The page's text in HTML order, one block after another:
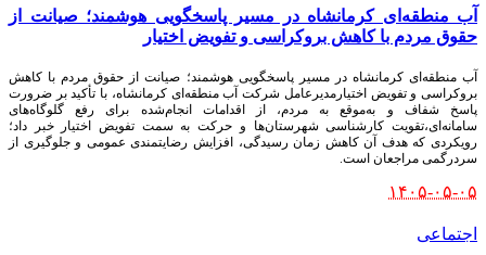
آب منطقه‌ای کرمانشاه در مسیر پاسخگویی هوشمند؛ صیانت از
حقوق مردم با کاهش بروکراسی و تفویض اختیار
آب منطقه‌ای کرمانشاه در مسیر پاسخگویی هوشمند؛ صیانت از حقوق مردم با کاهش
بروکراسی و تفویض اختیارمدیرعامل شرکت آب منطقه‌ای کرمانشاه، با تأکید بر ضرورت
پاسخ شفاف و به‌موقع به مردم، از اقدامات انجام‌شده برای رفع گلوگاه‌های
سامانه‌ای،تقویت کارشناسی شهرستان‌ها و حرکت به سمت تفویض اختیار خبر داد؛
رویکردی که هدف آن کاهش زمان رسیدگی، افزایش رضایتمندی عمومی و جلوگیری از
سردرگمی مراجعان است.
۱۴۰۵-۰۵-۰۵
اجتماعی